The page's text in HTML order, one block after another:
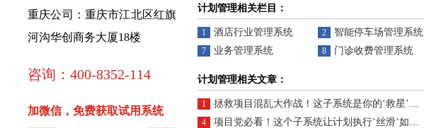
重庆公司：重庆市江北区红旗
河沟华创商务大厦18楼
咨询：400-8352-114
加微信，免费获取试用系统
计划管理相关栏目：
1 酒店行业管理系统 2 智能停车场管理系统
7 业务管理系统 8 门诊收费管理系统
计划管理相关文章：
1 拯救项目混乱大作战！这子系统是你的‘救星’无疑了
4 项目党必看！这个子系统让计划执行‘丝滑’如德芙"